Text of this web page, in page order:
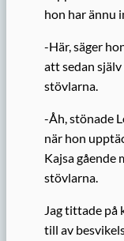
hon har ännu
-Här, säger
att sedan
stövlarna.
-Åh, stönade
när hon
Kajsa gående
stövlarna.
Jag tittade på
till av